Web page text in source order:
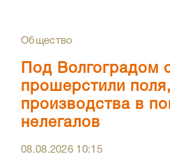
Общество
Под Волгоградом
прошерстили
производства в
нелегалов
08.08.2026 10:15